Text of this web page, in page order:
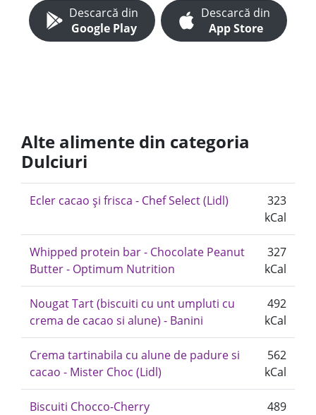
Descarcă din
Google Play
Descarcă din
App Store
Alte alimente din categoria
Dulciuri
Ecler cacao și frisca - Chef Select (Lidl)
323
kCal
Whipped protein bar - Chocolate Peanut
Butter - Optimum Nutrition
327
kCal
Nougat Tart (biscuiti cu unt umpluti cu
crema de cacao si alune) - Banini
492
kCal
Crema tartinabila cu alune de padure si
cacao - Mister Choc (Lidl)
562
kCal
Biscuiti Chocco-Cherry
489